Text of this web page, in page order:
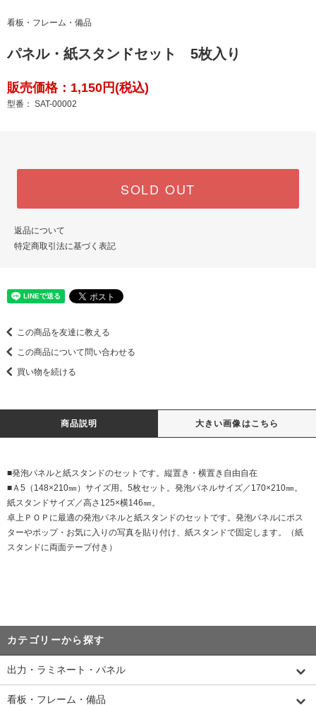
看板・フレーム・備品
パネル・紙スタンドセット 5枚入り
販売価格：1,150円(税込)
型番： SAT-00002
SOLD OUT
返品について
特定商取引法に基づく表記
この商品を友達に教える
この商品について問い合わせる
買い物を続ける
商品説明 大きい画像はこちら
■発泡パネルと紙スタンドのセットです。縦置き・横置き自由自在
■Ａ5（148×210㎜）サイズ用。5枚セット。発泡パネルサイズ／170×210㎜。
紙スタンドサイズ／高さ125×横146㎜。
卓上ＰＯＰに最適の発泡パネルと紙スタンドのセットです。発泡パネルにポス
ターやポップ・お気に入りの写真を貼り付け、紙スタンドで固定します。（紙
スタンドに両面テープ付き）
カテゴリーから探す
出力・ラミネート・パネル
看板・フレーム・備品